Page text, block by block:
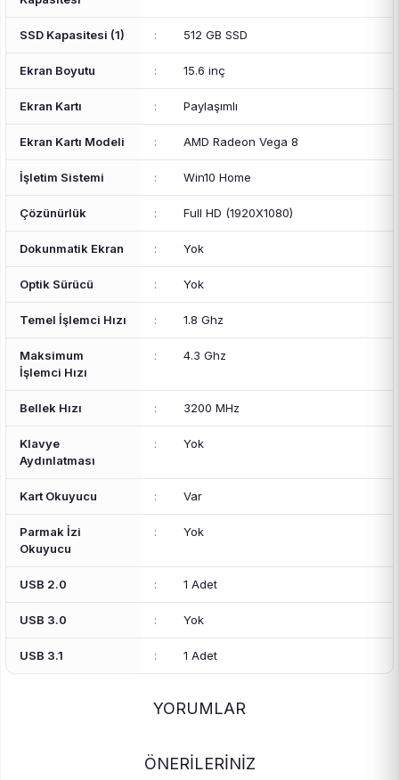
SSD Kapasitesi (1) : 512 GB SSD
Ekran Boyutu : 15.6 inç
Ekran Kartı : Paylaşımlı
Ekran Kartı Modeli : AMD Radeon Vega 8
İşletim Sistemi : Win10 Home
Çözünürlük : Full HD (1920X1080)
Dokunmatik Ekran : Yok
Optik Sürücü : Yok
Temel İşlemci Hızı : 1.8 Ghz
Maksimum
İşlemci Hızı
: 4.3 Ghz
Bellek Hızı : 3200 MHz
Klavye
Aydınlatması
: Yok
Kart Okuyucu : Var
Parmak İzi
Okuyucu
: Yok
USB 2.0 : 1 Adet
USB 3.0 : Yok
USB 3.1 : 1 Adet
YORUMLAR
ÖNERİLERİNİZ